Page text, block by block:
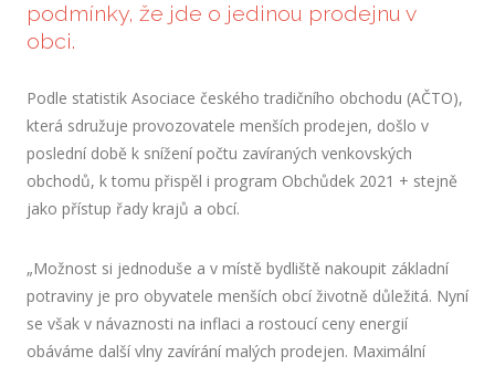
podmínky, že jde o jedinou prodejnu v
obci.
Podle statistik Asociace českého tradičního obchodu (AČTO),
která sdružuje provozovatele menších prodejen, došlo v
poslední době k snížení počtu zavíraných venkovských
obchodů, k tomu přispěl i program Obchůdek 2021 + stejně
jako přístup řady krajů a obcí.
„Možnost si jednoduše a v místě bydliště nakoupit základní
potraviny je pro obyvatele menších obcí životně důležitá. Nyní
se však v návaznosti na inflaci a rostoucí ceny energií
obáváme další vlny zavírání malých prodejen. Maximální